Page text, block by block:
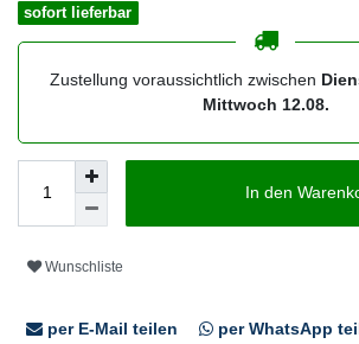
sofort lieferbar
Zustellung voraussichtlich zwischen
Mittwoch 12.08.
In den
Wunschliste
per E-Mail teilen per WhatsApp